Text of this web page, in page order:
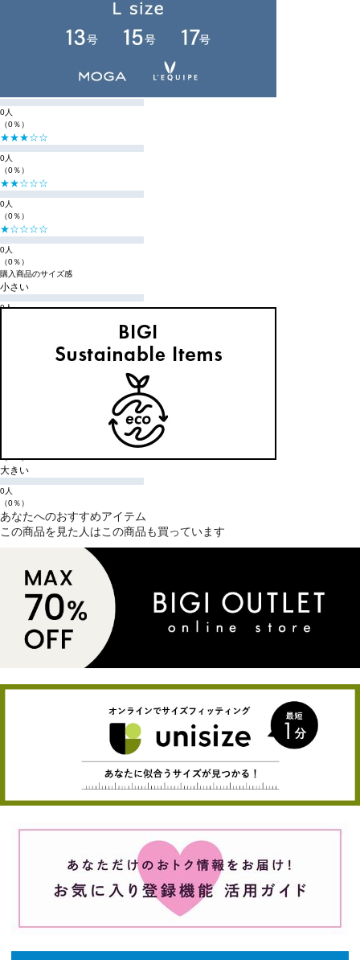
☆☆☆☆☆ 0 （0件のレビュー）
0人
（0％）
★★★☆☆
0人
（0％）
★★☆☆☆
0人
（0％）
★☆☆☆☆
0人
（0％）
購入商品のサイズ感
小さい
0人
（0％）
大きい
0人
（0％）
あなたへのおすすめアイテム
この商品を見た人はこの商品も買っています